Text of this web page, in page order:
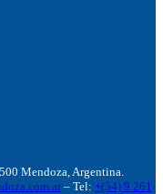
Mendoza, Argentina.
– Tel: +(54) 9 261